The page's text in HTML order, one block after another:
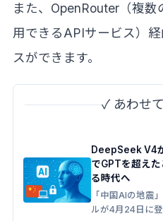
また、OpenRouter（複
用できるAPIサービス）
スができます。
✓ あわせ
DeepSeek V4
でGPTを超え
る時代へ
「中国AIの地
ルが4月24日に